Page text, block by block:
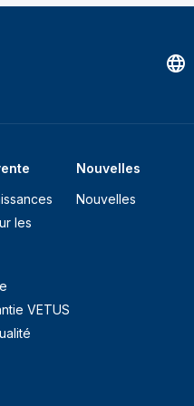
les
VETUS
Nouvelles
Nouvelles